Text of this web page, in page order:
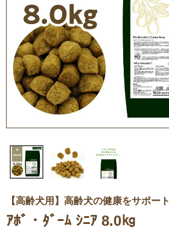
【高齢犬用】高齢犬の健康をサポート
ｱﾎﾞ・ﾀﾞｰﾑ ｼﾆｱ 8.0㎏